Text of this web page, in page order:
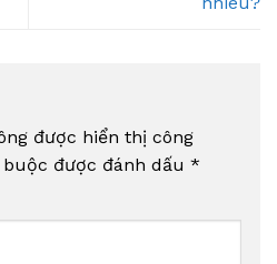
được hiển thị công
được đánh dấu *